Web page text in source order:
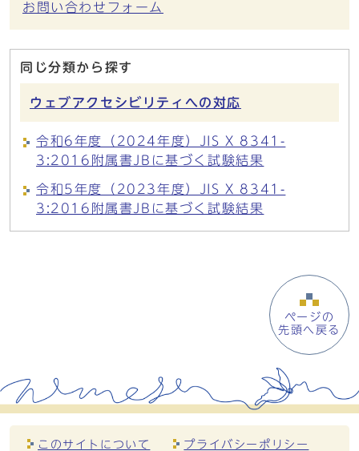
お問い合わせフォーム
同じ分類から探す
ウェブアクセシビリティへの対応
令和6年度（2024年度）JIS X 8341-
3:2016附属書JBに基づく試験結果
令和5年度（2023年度）JIS X 8341-
3:2016附属書JBに基づく試験結果
ページの
先頭へ戻る
このサイトについて プライバシーポリシー